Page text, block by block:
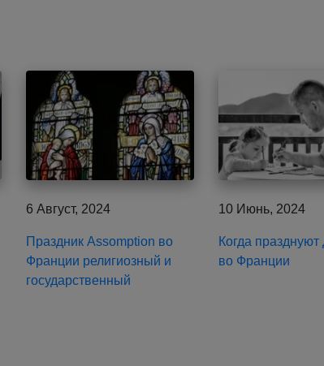
6 Август, 2024
Праздник Assomption во
Франции религиозный и
государственный
10 Июнь, 2024
Когда празднуют
во Франции